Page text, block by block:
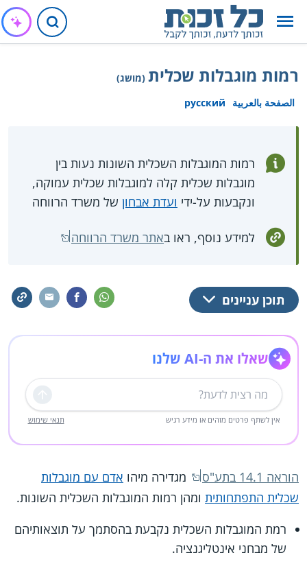
רמות מוגבלות שכלית (מושג)
الصفحة بالعربية
русский
רמות המוגבלות השכלית השונות נעות בין
מוגבלות שכלית קלה למוגבלות שכלית עמוקה,
ונקבעות על-ידי ועדת אבחון של משרד הרווחה
למידע נוסף, ראו באתר משרד הרווחה
תוכן עניינים
שאלו את ה-AI שלנו
שליחה
אין לשתף פרטים מזהים או מידע רגיש תנאי שימוש
הוראה 14.1 בתע"ס מגדירה מיהו אדם עם מוגבלות
שכלית התפתחותית ומהן רמות המוגבלות השכלית השונות.
רמת המוגבלות השכלית נקבעת בהסתמך על תוצאותיהם
של מבחני אינטליגנציה.